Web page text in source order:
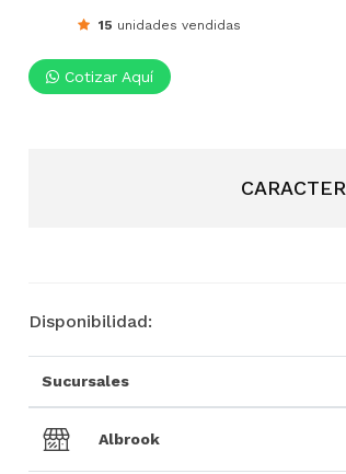
15 unidades vendidas
Cotizar Aquí
Disponibilidad:
Sucursales
Albrook